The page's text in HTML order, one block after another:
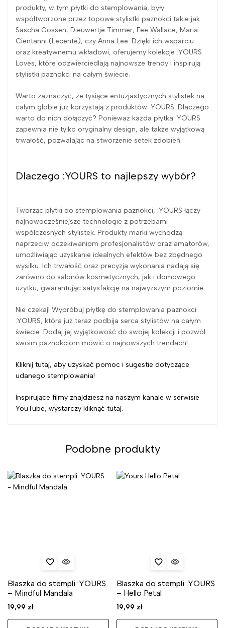
produkty, w tym płytki do stemplowania, były
współtworzone przez topowe stylistki paznokci takie jak
Sascha Gossen, Dieuwertje Timmer, Fee Wallace, Maria
Cientanni (Lecenté), czy Anna Lee. Dzięki ich wsparciu
oraz kreatywnemu wkładowi, oferujemy kolekcje :YOURS
Loves, które odzwierciedlają najnowsze trendy i inspirują
stylistki paznokci na całym świecie.
Warto zaznaczyć, że tysiące entuzjastycznych stylistek na
całym globie już korzystają z produktów :YOURS. Dlaczego
warto do nich dołączyć? Ponieważ każda płytka :YOURS
zapewnia nie tylko oryginalny design, ale także wyjątkową
trwałość, pozwalając na stworzenie setek zdobień.
Dlaczego :YOURS to najlepszy wybór?
Tworząc płytki do stemplowania paznokci, :YOURS łączy
najnowocześniejsze technologie z potrzebami
współczesnych stylistek. Produkty marki wychodzą
naprzeciw oczekiwaniom profesjonalistów oraz amatorów,
umożliwiając uzyskanie idealnych efektów bez zbędnego
wysiłku. Ich trwałość oraz precyzja wykonania nadają się
zarówno do salonów kosmetycznych, jak i domowego
użytku, gwarantując satysfakcję na najwyższym poziomie.
Nie czekaj! Wypróbuj płytkę do stemplowania paznokci
:YOURS, która już teraz podbija serca stylistów na całym
świecie. Dodaj jej wyjątkowość do swojej kolekcji i pozwól
swoim paznokciom mówić o najnowszych trendach!
Kliknij tutaj, aby uzyskać pomoc i sugestie dotyczące
udanego stemplowania!
Inspirujące filmy znajdziesz na naszym kanale w serwisie
YouTube, wystarczy kliknąć tutaj.
Podobne produkty
Blaszka do stempli :YOURS
– Mindful Mandala
19,99 zł
Blaszka do stempli :YOURS
– Hello Petal
19,99 zł